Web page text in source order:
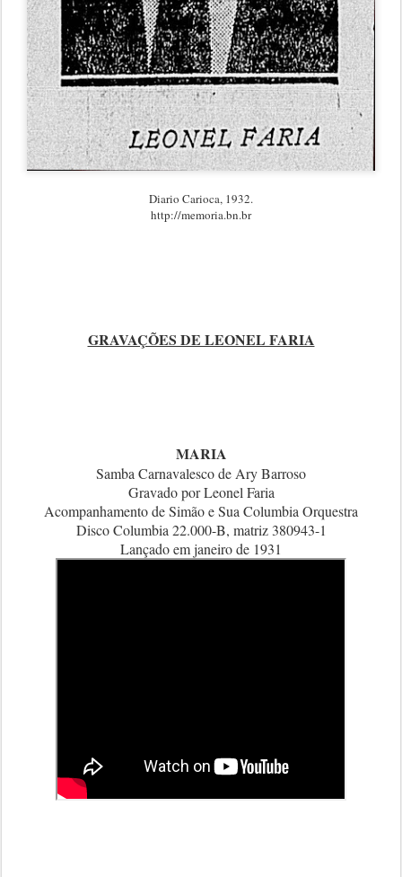
Diario Carioca, 1932.
http://memoria.bn.br
GRAVAÇÕES DE LEONEL FARIA
MARIA
Samba Carnavalesco de Ary Barroso
Gravado por Leonel Faria
Acompanhamento de Simão e Sua Columbia Orquestra
Disco Columbia 22.000-B, matriz 380943-1
Lançado em janeiro de 1931